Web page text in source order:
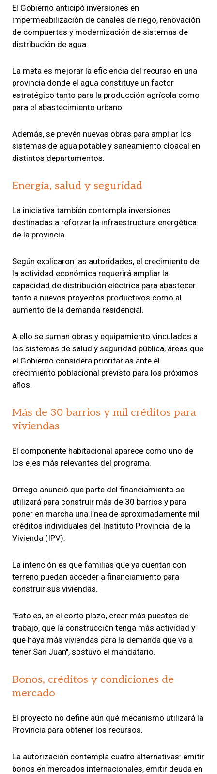
El Gobierno anticipó inversiones en
impermeabilización de canales de riego, renovación
de compuertas y modernización de sistemas de
distribución de agua.
La meta es mejorar la eficiencia del recurso en una
provincia donde el agua constituye un factor
estratégico tanto para la producción agrícola como
para el abastecimiento urbano.
Además, se prevén nuevas obras para ampliar los
sistemas de agua potable y saneamiento cloacal en
distintos departamentos.
Energía, salud y seguridad
La iniciativa también contempla inversiones
destinadas a reforzar la infraestructura energética
de la provincia.
Según explicaron las autoridades, el crecimiento de
la actividad económica requerirá ampliar la
capacidad de distribución eléctrica para abastecer
tanto a nuevos proyectos productivos como al
aumento de la demanda residencial.
A ello se suman obras y equipamiento vinculados a
los sistemas de salud y seguridad pública, áreas que
el Gobierno considera prioritarias ante el
crecimiento poblacional previsto para los próximos
años.
Más de 30 barrios y mil créditos para
viviendas
El componente habitacional aparece como uno de
los ejes más relevantes del programa.
Orrego anunció que parte del financiamiento se
utilizará para construir más de 30 barrios y para
poner en marcha una línea de aproximadamente mil
créditos individuales del Instituto Provincial de la
Vivienda (IPV).
La intención es que familias que ya cuentan con
terreno puedan acceder a financiamiento para
construir sus viviendas.
"Esto es, en el corto plazo, crear más puestos de
trabajo, que la construcción tenga más actividad y
que haya más viviendas para la demanda que va a
tener San Juan", sostuvo el mandatario.
Bonos, créditos y condiciones de
mercado
El proyecto no define aún qué mecanismo utilizará la
Provincia para obtener los recursos.
La autorización contempla cuatro alternativas: emitir
bonos en mercados internacionales, emitir deuda en